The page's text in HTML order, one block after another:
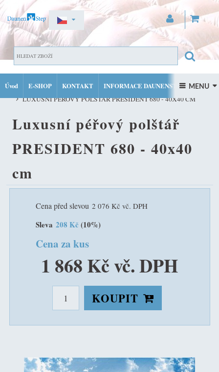
PŘIHLÁSIT SE
Úvod E-SHOP KONTAKT INFORMACE DAUNENSTEP MENU 
DOMŮ
PÉŘOVÉ POLŠTÁŘE DAUNENSTEP VŠECH VELIKOSTÍ A TYPŮ
LUXUSNÍ PÉŘOVÝ POLŠTÁŘ PRESIDENT 680 - 40X40 CM
Luxusní péřový polštář
PRESIDENT 680 - 40x40
cm
Cena před slevou 2 076 Kč vč. DPH
Sleva 208 Kč (10%)
Cena za kus
1 868 Kč vč. DPH
KOUPIT